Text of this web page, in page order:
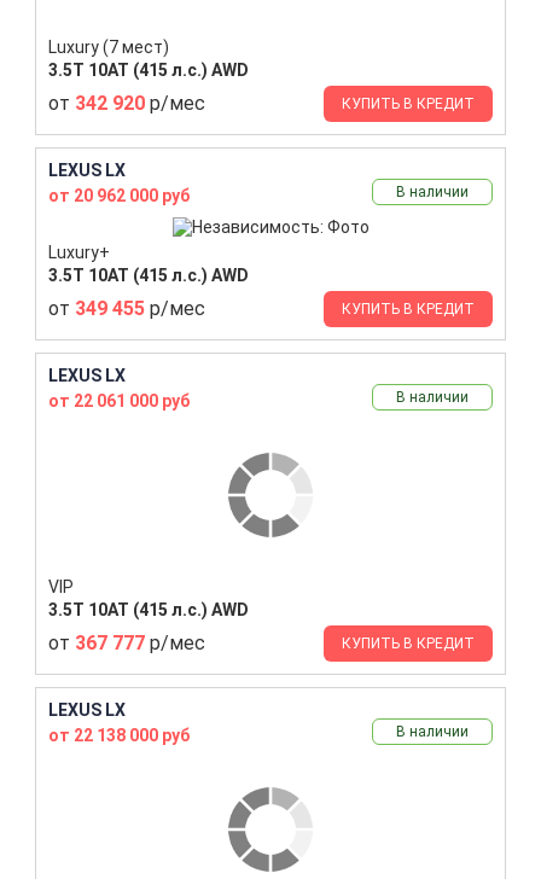
Luxury (7 мест)
3.5T 10AT (415 л.с.) AWD
от 342 920 р/мес КУПИТЬ В КРЕДИТ
LEXUS LX
от 20 962 000 руб
В наличии
Luxury+
3.5T 10AT (415 л.с.) AWD
от 349 455 р/мес КУПИТЬ В КРЕДИТ
LEXUS LX
от 22 061 000 руб
В наличии
VIP
3.5T 10AT (415 л.с.) AWD
от 367 777 р/мес КУПИТЬ В КРЕДИТ
LEXUS LX
от 22 138 000 руб
В наличии